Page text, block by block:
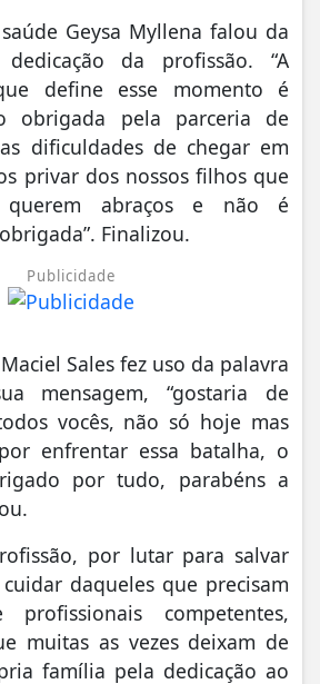
Geysa Myllena falou da
da profissão. “A
define esse momento é
obrigada pela parceria de
dificuldades de chegar em
privar dos nossos filhos que
querem abraços e não é
Finalizou.
Publicidade
Sales fez uso da palavra
mensagem, “gostaria de
vocês, não só hoje mas
enfrentar essa batalha, o
por tudo, parabéns a
por lutar para salvar
daqueles que precisam
competentes,
muitas as vezes deixam de
família pela dedicação ao